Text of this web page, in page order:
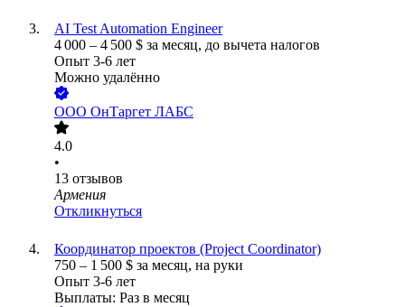
AI Test Automation Engineer
4 000 – 4 500 $ за месяц, до вычета налогов
Опыт 3-6 лет
Можно удалённо
ООО ОнТаргет ЛАБС
4.0
•
13 отзывов
Армения
Откликнуться
Координатор проектов (Project Coordinator)
750 – 1 500 $ за месяц, на руки
Опыт 3-6 лет
Выплаты: Раз в месяц